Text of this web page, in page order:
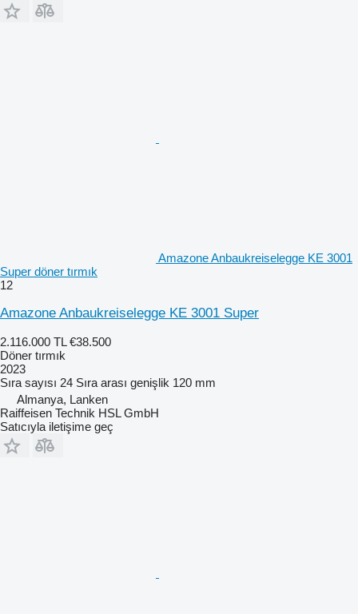
Amazone Anbaukreiselegge KE 3001
Super döner tırmık
12
Amazone Anbaukreiselegge KE 3001 Super
2.116.000 TL €38.500
Döner tırmık
2023
Sıra sayısı 24 Sıra arası genişlik 120 mm
Almanya, Lanken
Raiffeisen Technik HSL GmbH
Satıcıyla iletişime geç